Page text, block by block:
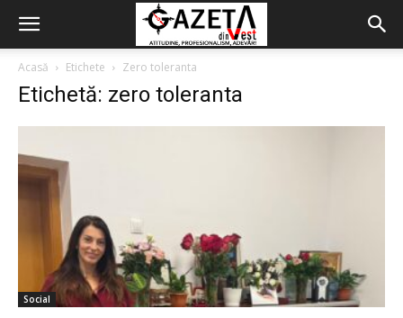
Acasă Etichete Zero toleranta
Etichetă: zero toleranta
Social